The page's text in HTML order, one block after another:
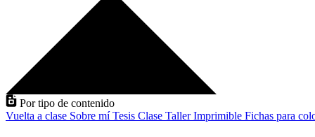
Por tipo de contenido
Vuelta a clase Sobre míTesis Clase TallerImprimible Fichas para